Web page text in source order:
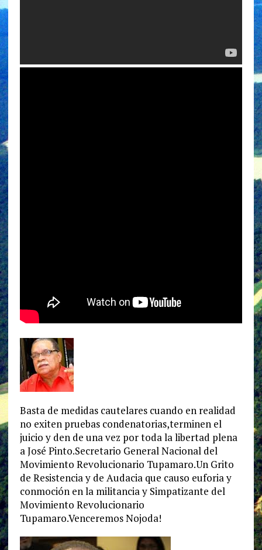
Basta de medidas cautelares cuando en realidad
no exiten pruebas condenatorias,terminen el
juicio y den de una vez por toda la libertad plena
a José Pinto.Secretario General Nacional del
Movimiento Revolucionario Tupamaro.Un Grito
de Resistencia y de Audacia que causo euforia y
conmoción en la militancia y Simpatizante del
Movimiento Revolucionario
Tupamaro.Venceremos Nojoda!